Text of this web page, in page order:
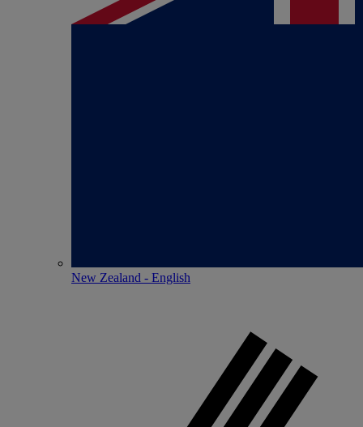
New Zealand - English